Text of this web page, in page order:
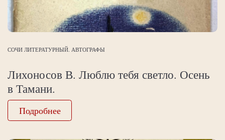
СОЧИ ЛИТЕРАТУРНЫЙ. АВТОГРАФЫ
Лихоносов В. Люблю тебя светло. Осень
в Тамани.
Подробнее